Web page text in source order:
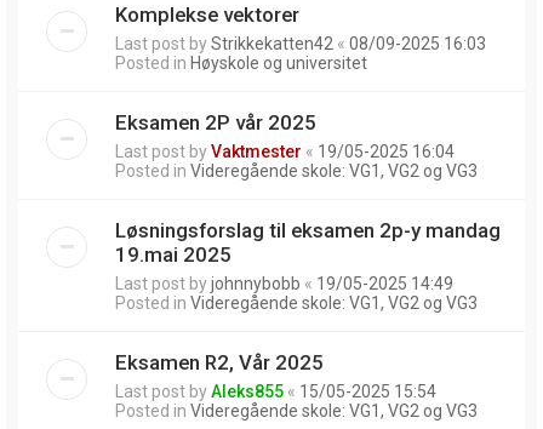
Komplekse vektorer
Last post byStrikkekatten42 « 08/09-2025 16:03
Posted in Høyskole og universitet
Eksamen 2P vår 2025
Last post byVaktmester « 19/05-2025 16:04
Posted in Videregående skole: VG1, VG2 og VG3
Løsningsforslag til eksamen 2p-y mandag
19.mai 2025
Last post byjohnnybobb « 19/05-2025 14:49
Posted in Videregående skole: VG1, VG2 og VG3
Eksamen R2, Vår 2025
Last post byAleks855 « 15/05-2025 15:54
Posted in Videregående skole: VG1, VG2 og VG3